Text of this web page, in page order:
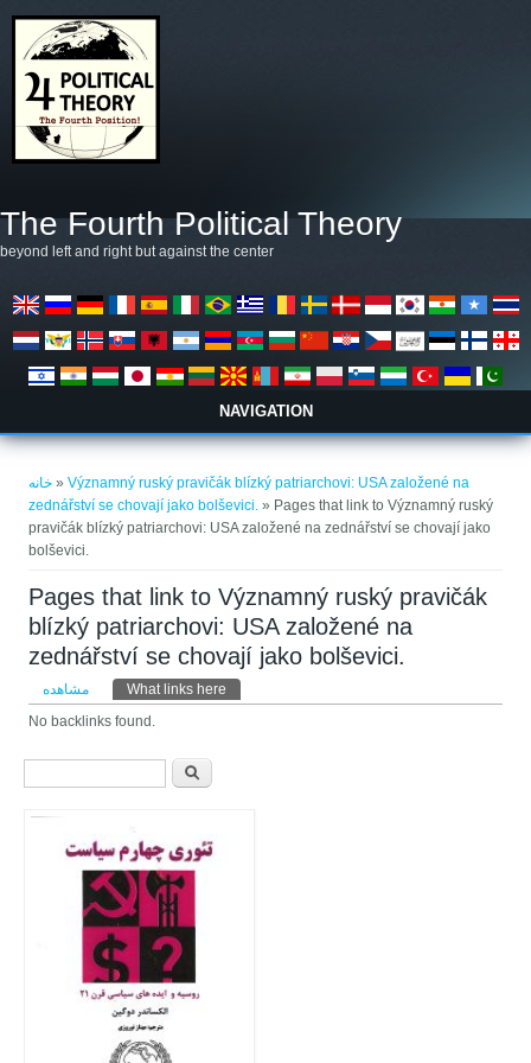
The Fourth Political Theory
beyond left and right but against the center
NAVIGATION
خانه »Významný ruský pravičák blízký patriarchovi: USA založené na
zednářství se chovají jako bolševici.» Pages that link to Významný ruský
pravičák blízký patriarchovi: USA založené na zednářství se chovají jako
bolševici.
Pages that link to Významný ruský pravičák
blízký patriarchovi: USA založené na
zednářství se chovají jako bolševici.
تب‌های اولیه
مشاهده What links here
No backlinks found.